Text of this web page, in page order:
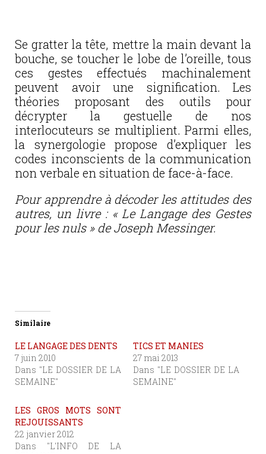
Se gratter la tête, mettre la main devant la
bouche, se toucher le lobe de l’oreille, tous
ces gestes effectués machinalement
peuvent avoir une signification. Les
théories proposant des outils pour
décrypter la gestuelle de nos
interlocuteurs se multiplient. Parmi elles,
la synergologie propose d’expliquer les
codes inconscients de la communication
non verbale en situation de face-à-face.
Pour apprendre à décoder les attitudes des
autres, un livre : « Le Langage des Gestes
pour les nuls » de Joseph Messinger.
Similaire
LE LANGAGE DES DENTS
7 juin 2010
Dans "LE DOSSIER DE LA
SEMAINE"
TICS ET MANIES
27 mai 2013
Dans "LE DOSSIER DE LA
SEMAINE"
LES GROS MOTS SONT
REJOUISSANTS
22 janvier 2012
Dans "L'INFO DE LA